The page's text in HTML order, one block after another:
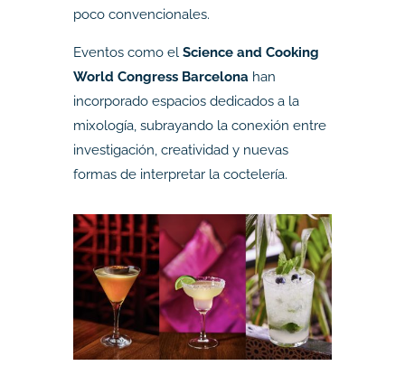
poco convencionales.
Eventos como el Science and Cooking
World Congress Barcelonahan
incorporado espacios dedicados a la
mixología, subrayando la conexión entre
investigación, creatividad y nuevas
formas de interpretar la coctelería.